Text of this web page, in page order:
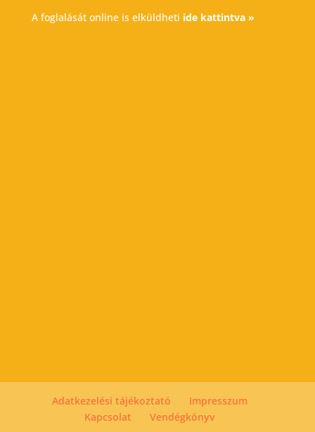
A foglalását online is elküldheti ide kattintva »
Adatkezelési tájékoztató
Impresszum
Kapcsolat
Vendégkönyv